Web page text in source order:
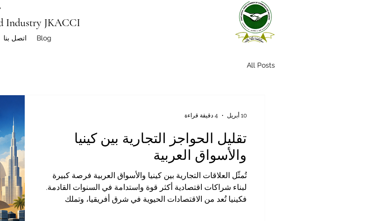
Industry JKACCI
اتصل بنا Blog
All Posts
تقليل الحواجز التجارية بين كينيا
والأسواق العربية
تُمثّل العلاقات التجارية بين كينيا والأسواق العربية فرصة كبيرة
لبناء شراكات اقتصادية أكثر قوة واستدامة في السنوات القادمة.
فكينيا تُعد من الاقتصادات الحيوية في شرق أفريقيا، وتملك
10 أبريل 4 دقيقة قراءة